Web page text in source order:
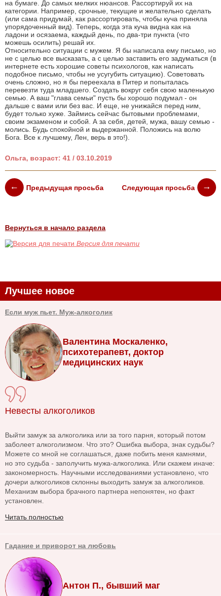
на бумаге. До самых мелких нюансов. Рассортируй их на
категории. Например, срочные, текущие и желательно сделать
(или сама придумай, как рассортировать, чтобы куча приняла
упорядоченный вид). Теперь, когда эта куча видна как на
ладони и осязаема, каждый день, по два-три пункта (что
можешь осилить) решай их.
Относительно ситуации с мужем. Я бы написала ему письмо, но
не с целью все высказать, а с целью заставить его задуматься (в
интернете есть хорошие советы психологов, как написать
подобное письмо, чтобы не усугубить ситуацию). Советовать
очень сложно, но я бы переехала в Питер и попыталась
перевезти туда младшего. Создать вокруг себя свою маленькую
семью. А ваш "глава семьи" пусть бы хорошо подумал - он
дальше с вами или без вас. И еще, не унижайся перед ним,
будет только хуже. Займись сейчас бытовыми проблемами,
своим экзаменом и собой. А за себя, детей, мужа, вашу семью -
молись. Будь спокойной и выдержанной. Положись на волю
Бога. Все к лучшему, Лен, верь в это!).
Ольга, возраст: 41 / 03.10.2019
Предыдущая просьба Следующая просьба
Вернуться в начало раздела
Версия для печати
Лучшее новое
Если муж пьет. Муж-алкоголик
Валентина Москаленко,
психотерапевт, доктор
медицинских наук
Невесты алкоголиков
Выйти замуж за алкоголика или за того парня, который потом
заболеет алкоголизмом. Что это? Ошибка выбора, знак судьбы?
Можете со мной не соглашаться, даже побить меня камнями,
но это судьба - заполучить мужа-алкоголика. Или скажем иначе:
закономерность. Научными исследованиями установлено, что
дочери алкоголиков склонны выходить замуж за алкоголиков.
Механизм выбора брачного партнера непонятен, но факт
установлен.
Читать полностью
Гадание и приворот на любовь
Антон П., бывший маг